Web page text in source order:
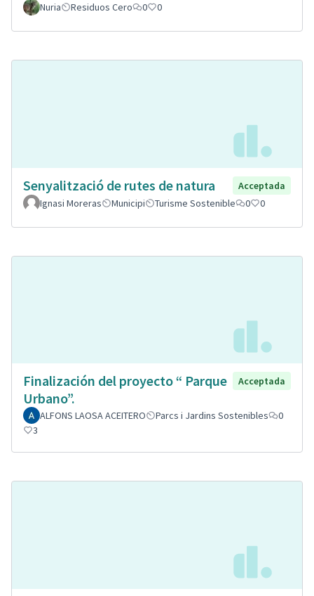
Nuria Residuos Cero 0 0
Senyalització de rutes de natura
Acceptada
Ignasi Moreras
Municipi Turisme Sostenible 0 0
Finalización del proyecto “ Parque
Urbano”.
Acceptada
ALFONS LAOSA ACEITERO Parcs i Jardins Sostenibles
0
3